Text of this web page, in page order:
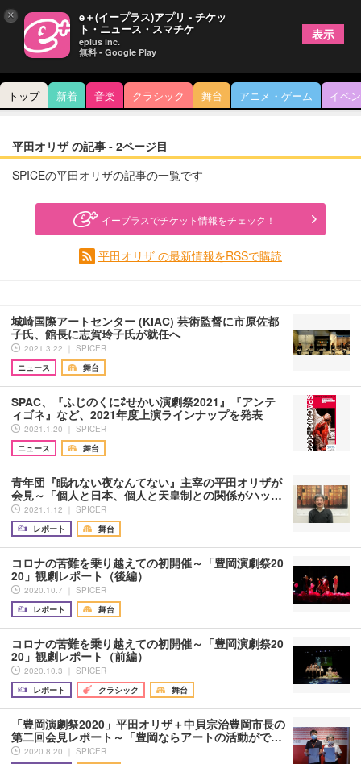
トップ 新着 音楽 クラシック 舞台 アニメ・ゲーム イベ
平田オリザ の記事 - 2ページ目
SPICEの平田オリザの記事の一覧です
イープラスでチケット情報をチェック！
平田オリザ の最新情報をRSSで購読
城崎国際アートセンター (KIAC) 芸術監督に市原佐都
子氏、館長に志賀玲子氏が就任へ
2021.3.22 ｜ SPICER
ニュース
舞台
SPAC、『ふじのくに⇄せかい演劇祭2021』『アンテ
ィゴネ』など、2021年度上演ラインナップを発表
2021.1.20 ｜ SPICER
ニュース
舞台
青年団『眠れない夜なんてない』主宰の平田オリザが
会見～「個人と日本、個人と天皇制との関係がハッ…
2021.1.12 ｜ SPICER
レポート
舞台
コロナの苦難を乗り越えての初開催～「豊岡演劇祭20
20」観劇レポート（後編）
2020.10.7 ｜ SPICER
レポート
舞台
コロナの苦難を乗り越えての初開催～「豊岡演劇祭20
20」観劇レポート（前編）
2020.10.3 ｜ SPICER
レポート
クラシック 舞台
「豊岡演劇祭2020」平田オリザ＋中貝宗治豊岡市長の
第二回会見レポート～「豊岡ならアートの活動がで…
2020.8.20 ｜ SPICER
× e＋(イープラス)アプリ - チケッ
ト・ニュース・スマチケ
eplus inc.
無料 - Google Play
表示